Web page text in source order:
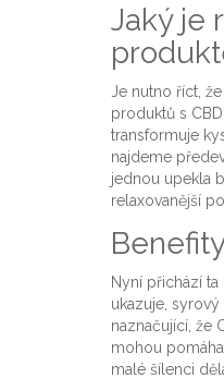
Jaký je
Je nutno říct,
produktů s
transformuje
najdeme
jednou upekla
relaxovanější
Nyní přichází
ukazuje,
naznačující, že
mohou
malé šílenci